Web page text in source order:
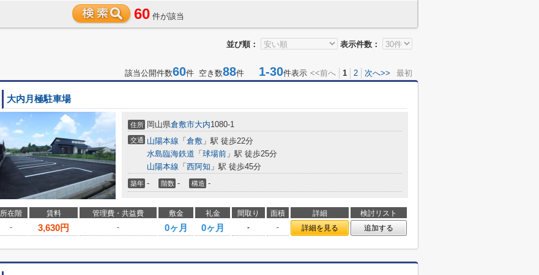
60 件が該当
並び順： 表示件数：
該当公開件数60件 空き数88件 1-30件表示 <<前へ 1 2 次へ>> 最初
大内月極駐車場
住所 岡山県倉敷市大内1080-1
交通 山陽本線 「 倉敷 」駅 徒歩22分
水島臨海鉄道 「 球場前 」駅 徒歩25分
山陽本線 「 西阿知 」駅 徒歩45分
築年 - 階数 - 構造 -
所在階 賃料 管理費・共益費 敷金 礼金 間取り 面積 詳細
検討リスト
-
3,630円 - 0ヶ月 0ヶ月 - - 詳細を見る 追加する